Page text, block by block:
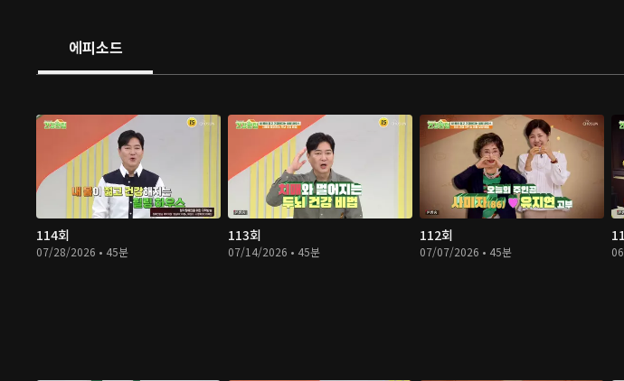
에피소드
114회
07/28/2026 • 45분
113회
07/14/2026 • 45분
112회
07/07/2026 • 45분